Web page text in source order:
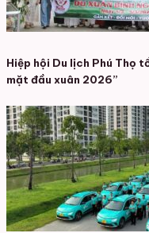
Hiệp hội Du lịch Phú Thọ
mặt đầu xuân 2026”